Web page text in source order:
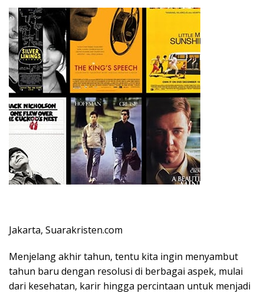
Jakarta, Suarakristen.com
Menjelang akhir tahun, tentu kita ingin menyambut
tahun baru dengan resolusi di berbagai aspek, mulai
dari kesehatan, karir hingga percintaan untuk menjadi